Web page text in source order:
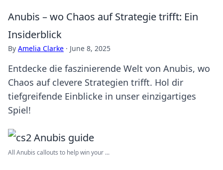
Anubis – wo Chaos auf Strategie trifft: Ein
Insiderblick
By Amelia Clarke · June 8, 2025
Entdecke die faszinierende Welt von Anubis, wo
Chaos auf clevere Strategien trifft. Hol dir
tiefgreifende Einblicke in unser einzigartiges
Spiel!
All Anubis callouts to help win your ...